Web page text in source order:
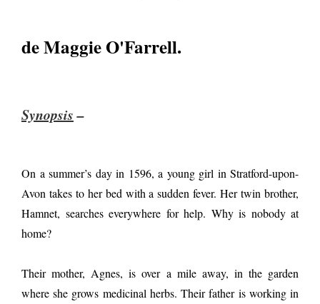
de Maggie O'Farrell.
Synopsis–
On a summer’s day in 1596, a young girl in Stratford-upon-
Avon takes to her bed with a sudden fever. Her twin brother,
Hamnet, searches everywhere for help. Why is nobody at
home?
Their mother, Agnes, is over a mile away, in the garden
where she grows medicinal herbs. Their father is working in